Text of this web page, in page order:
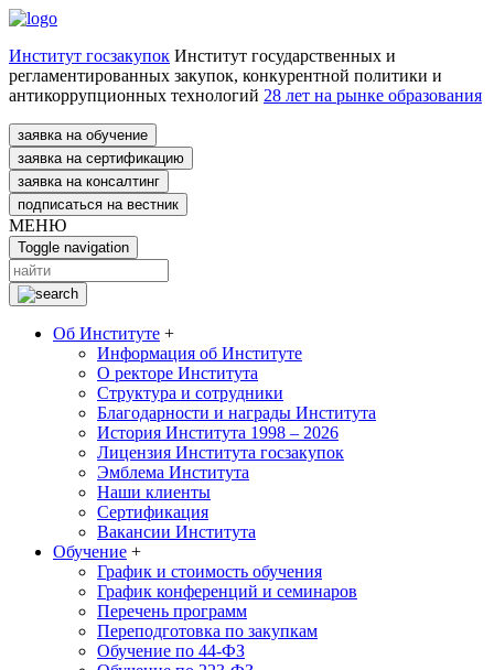
Институт госзакупок Институт государственных и
регламентированных закупок, конкурентной политики и
антикоррупционных технологий 28 лет на рынке образования
заявка на обучение
заявка на сертификацию
заявка на консалтинг
подписаться на вестник
МЕНЮ
Toggle navigation
Об Институте +
Информация об Институте
О ректоре Института
Структура и сотрудники
Благодарности и награды Института
История Института 1998 – 2026
Лицензия Института госзакупок
Эмблема Института
Наши клиенты
Сертификация
Вакансии Института
Обучение +
График и стоимость обучения
График конференций и семинаров
Перечень программ
Переподготовка по закупкам
Обучение по 44-ФЗ